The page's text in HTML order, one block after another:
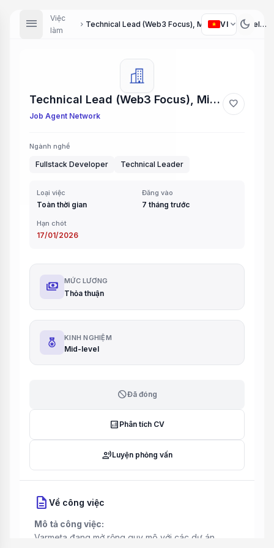
menu
Việc
làm
chevron_right Technical Lead (Web3 Focus), Mid/Senior Developer (Fullstack/Backend - Node.js)
VI expand_more dark_mode
Technical Lead (Web3 Focus), Mid/Senior Developer (Fullstack/Backend - Node.js)
Job Agent Network
favorite
Ngành nghề
Fullstack Developer Technical Leader
Loại việc
Toàn thời gian
Đăng vào
7 tháng trước
Hạn chót
17/01/2026
payments MỨC LƯƠNG
Thỏa thuận
KINH NGHIỆM
Mid-level
blockĐã đóng
analytics Phân tích CV
record_voice_overLuyện phỏng vấn
description Về công việc
Mô tả công việc:
Varmeta đang mở rộng quy mô với các dự án